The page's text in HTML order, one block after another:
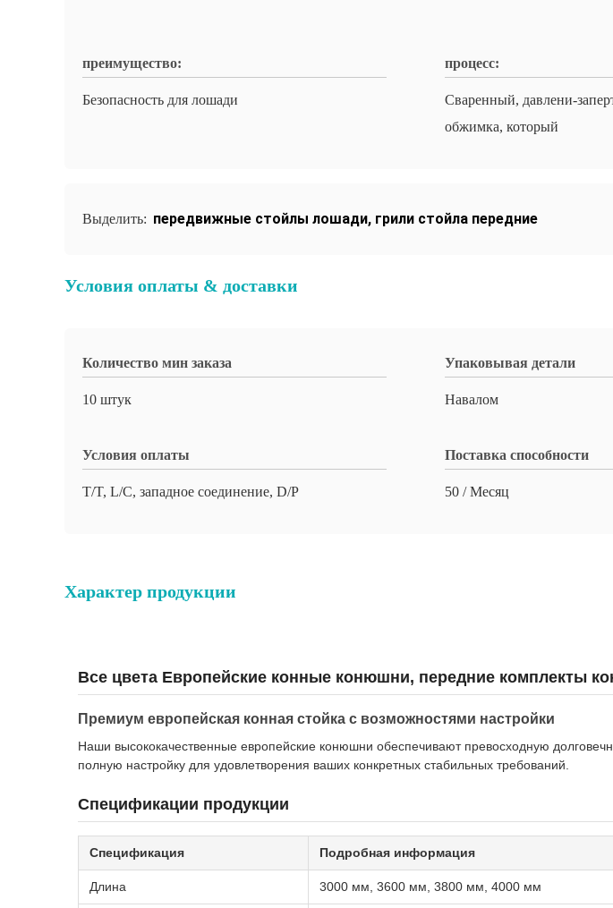
преимущество:
Безопасность для лошади
процесс:
Сваренный, давлени-
обжимка, который
Выделить: передвижные стойлы лошади, грили стойла передние
Условия оплаты & доставки
Количество мин заказа
10 штук
Упаковывая детали
Навалом
Условия оплаты
T/T, L/C, западное соединение, D/P
Поставка способности
50 / Месяц
Характер продукции
Все цвета Европейские конные конюшни, передние комплекты
Премиум европейская конная стойка с возможностями настройки
Наши высококачественные европейские конюшни обеспечивают превосходную
полную настройку для удовлетворения ваших конкретных стабильных требований.
Спецификации продукции
Спецификация Подробная информация
Длина 3000 мм, 3600 мм, 3800 мм, 4000 мм